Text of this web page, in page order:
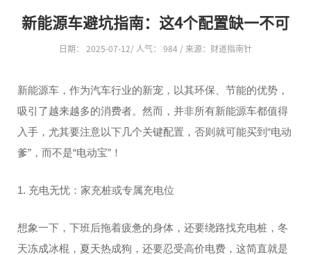
新能源车避坑指南：这4个配置缺一不可
日期： 2025-07-12/ 人气： 984 / 来源：财道指南针
新能源车，作为汽车行业的新宠，以其环保、节能的优势，
吸引了越来越多的消费者。然而，并非所有新能源车都值得
入手，尤其要注意以下几个关键配置，否则就可能买到“电动
爹”，而不是“电动宝”！
1. 充电无忧：家充桩或专属充电位
想象一下，下班后拖着疲惫的身体，还要绕路找充电桩，冬
天冻成冰棍，夏天热成狗，还要忍受高价电费，这简直就是